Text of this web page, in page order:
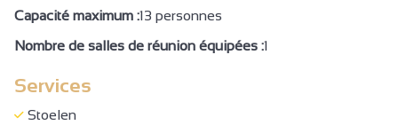
Parkeerterrein in de buurt
Bagagerie
Toeristische documentatie
Schoonmaken met extra bijdrage
Capacité maximum :13 personnes
Nombre de salles de réunion équipées :1
Services
Stoelen